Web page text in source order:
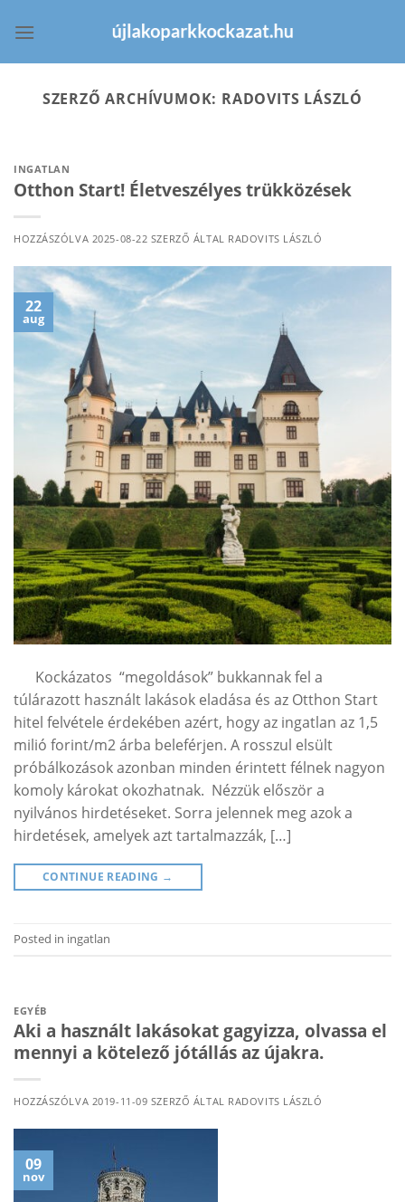
SZERZŐ ARCHÍVUMOK: RADOVITS LÁSZLÓ
INGATLAN
Otthon Start! Életveszélyes trükközések
HOZZÁSZÓLVA 2025-08-22 SZERZŐ ÁLTAL RADOVITS LÁSZLÓ
22
aug
Kockázatos “megoldások” bukkannak fel a
túlárazott használt lakások eladása és az Otthon Start
hitel felvétele érdekében azért, hogy az ingatlan az 1,5
milió forint/m2 árba beleférjen. A rosszul elsült
próbálkozások azonban minden érintett félnek nagyon
komoly károkat okozhatnak. Nézzük először a
nyilvános hirdetéseket. Sorra jelennek meg azok a
hirdetések, amelyek azt tartalmazzák, […]
CONTINUE READING →
Posted in ingatlan
EGYÉB
Aki a használt lakásokat gagyizza, olvassa el
mennyi a kötelező jótállás az újakra.
HOZZÁSZÓLVA 2019-11-09 SZERZŐ ÁLTAL RADOVITS LÁSZLÓ
09
nov